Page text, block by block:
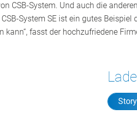
CSB-System. Und auch die
System SE ist ein gutes
fasst der hochzufriedene